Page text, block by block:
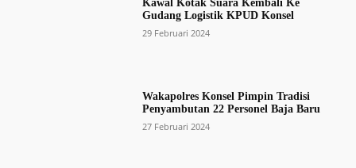
Kawal Kotak Suara Kembali Ke
Gudang Logistik KPUD Konsel
29 Februari 2024
Wakapolres Konsel Pimpin Tradisi
Penyambutan 22 Personel Baja Baru
27 Februari 2024